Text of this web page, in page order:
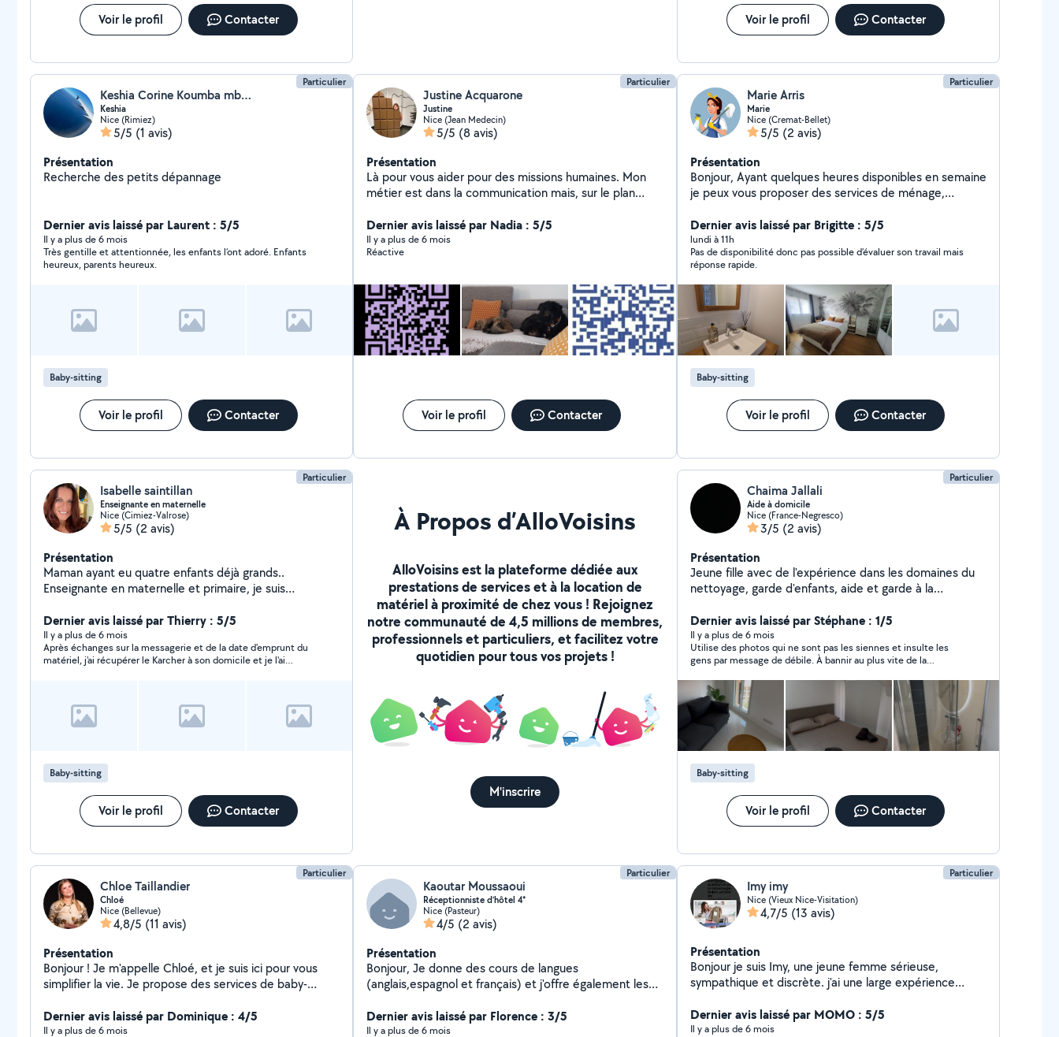
Voir le profil Contacter Voir le profil Contacter
Particulier
Keshia Corine Koumba mboula
Keshia
Nice (Rimiez)
5/5 (1 avis)
Présentation
Recherche des petits dépannage
Dernier avis laissé par Laurent : 5/5
Il y a plus de 6 mois
Très gentille et attentionnée, les enfants l’ont adoré. Enfants
heureux, parents heureux.
Baby-sitting
Voir le profil Contacter
Particulier
Justine Acquarone
Justine
Nice (Jean Medecin)
5/5 (8 avis)
Présentation
Là pour vous aider pour des missions humaines. Mon
métier est dans la communication mais, sur le plan
et vos enfants.
Dernier avis laissé par Nadia : 5/5
Il y a plus de 6 mois
Réactive
Voir le profil Contacter
Particulier
Marie Arris
Marie
Nice (Cremat-Bellet)
5/5 (2 avis)
Présentation
Bonjour, Ayant quelques heures disponibles en semaine
je peux vous proposer des services de ménage,
secteur de Nice ouest. Je suis dynamique, minutieuse,
sérieuse et efficace. N'hésitez pas à me contacter.
Dernier avis laissé par Brigitte : 5/5
lundi à 11h
Pas de disponibilité donc pas possible d’évaluer son travail mais
réponse rapide.
Baby-sitting
Voir le profil Contacter
Particulier
Isabelle saintillan
Enseignante en maternelle
Nice (Cimiez-Valrose)
5/5 (2 avis)
Présentation
Maman ayant eu quatre enfants déjà grands..
Enseignante en maternelle et primaire, je suis
des activités propices à leur développement.
Disponible soir et weekend.. J ai le permis mais je ne
possède pas de véhicule..
Dernier avis laissé par Thierry : 5/5
Il y a plus de 6 mois
Après échanges sur la messagerie et de la date d'emprunt du
matériel, j'ai récupérer le Karcher à son domicile et je l'ai
Baby-sitting
Voir le profil Contacter
À Propos d’AlloVoisins
AlloVoisins est la plateforme dédiée aux
prestations de services et à la location de
matériel à proximité de chez vous ! Rejoignez
notre communauté de 4,5 millions de membres,
professionnels et particuliers, et facilitez votre
quotidien pour tous vos projets !
M'inscrire
Particulier
Chaima Jallali
Aide à domicile
Nice (France-Negresco)
3/5 (2 avis)
Présentation
Jeune fille avec de l'expérience dans les domaines du
nettoyage, garde d'enfants, aide et garde à la
véhiculée. Disponible à tout moment
Dernier avis laissé par Stéphane : 1/5
Il y a plus de 6 mois
Utilise des photos qui ne sont pas les siennes et insulte les
gens par message de débile. À bannir au plus vite de la
Baby-sitting
Voir le profil Contacter
Particulier
Chloe Taillandier
Chloé
Nice (Bellevue)
4,8/5 (11 avis)
Présentation
Bonjour ! Je m'appelle Chloé, et je suis ici pour vous
simplifier la vie. Je propose des services de baby-
et attention. Mon conjoint, expert en menuiserie
aluminium, petits travaux et déménagements, est
Dernier avis laissé par Dominique : 4/5
Il y a plus de 6 mois
Particulier
Kaoutar Moussaoui
Réceptionniste d’hôtel 4*
Nice (Pasteur)
4/5 (2 avis)
Présentation
Bonjour, Je donne des cours de langues
(anglais,espagnol et français) et j'offre également les
mon temps libre. N'hésitez pas à me contacter en cas
de besoin, même urgents et de dernière minute :) !!!
Dernier avis laissé par Florence : 3/5
Il y a plus de 6 mois
Particulier
Imy imy
Nice (Vieux Nice-Visitation)
4,7/5 (13 avis)
Présentation
Bonjour je suis Imy, une jeune femme sérieuse,
sympathique et discrète. j'ai une large expérience
repassage et surtout de la garde d'enfants. contactez
moi et vous ne serez pas déçu. très cordialement!
Dernier avis laissé par MOMO : 5/5
Il y a plus de 6 mois